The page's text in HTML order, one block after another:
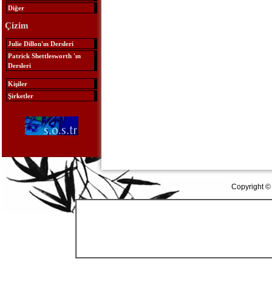
Diğer
Çizim
Julie Dillon'ın Dersleri
Patrick Shettlesworth 'ın
Dersleri
Kişiler
Şirketler
Copyright ©